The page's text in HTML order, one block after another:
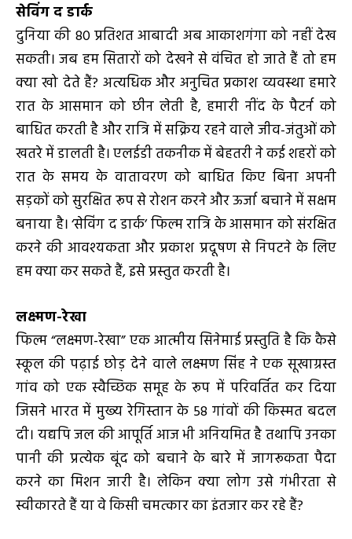
सेविंग द डार्क
दुनिया की 80 प्रतिशत आबादी अब आकाशगंगा को नहीं देख
सकती। जब हम सितारों को देखने से वंचित हो जाते हैं तो हम
क्या खो देते हैं? अत्यधिक और अनुचित प्रकाश व्यवस्था हमारे
रात के आसमान को छीन लेती है, हमारी नींद के पैटर्न को
बाधित करती है और रात्रि में सक्रिय रहने वाले जीव-जंतुओं को
खतरे में डालती है। एलईडी तकनीक में बेहतरी ने कई शहरों को
रात के समय के वातावरण को बाधित किए बिना अपनी
सड़कों को सुरक्षित रूप से रोशन करने और ऊर्जा बचाने में सक्षम
बनाया है। ‘सेविंग द डार्क’ फिल्‍म रात्रि के आसमान को संरक्षित
करने की आवश्यकता और प्रकाश प्रदूषण से निपटने के लिए
हम क्या कर सकते हैं, इसे प्रस्‍तुत करती है।
लक्ष्मण-रेखा
फिल्म “लक्ष्मण-रेखा” एक आत्मीय सिनेमाई प्रस्‍तुति है कि कैसे
स्कूल की पढ़ाई छोड़ देने वाले लक्ष्मण सिंह ने एक सूखाग्रस्त
गांव को एक स्वैच्छिक समूह के रूप में परिवर्तित कर दिया
जिसने भारत में मुख्‍य रेगिस्तान के 58 गांवों की किस्‍मत बदल
दी। यद्यपि जल की आपूर्ति आज भी अनियमित है तथापि उनका
पानी की प्रत्येक बूंद को बचाने के बारे में जागरूकता पैदा
करने का मिशन जारी है। लेकिन क्या लोग उसे गंभीरता से
स्‍वीकारते हैं या वे किसी चमत्कार का इंतजार कर रहे हैं?